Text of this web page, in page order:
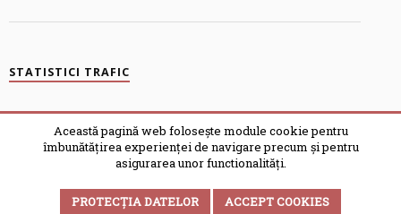
STATISTICI TRAFIC
Blondele în Top Blog
© 2007-2025 ȘI BLONDELE GÂNDESC | POWERED BY
WORDPRESS
TEMĂ OPTIMIZATĂ DEVALERIU | 162 QUERIES IN 0.443 S
Această pagină web folosește module cookie pentru
îmbunătățirea experienței de navigare precum și pentru
asigurarea unor functionalități.
PROTECȚIA DATELOR ACCEPT COOKIES